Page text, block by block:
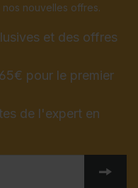
nouvelles offres.
et des offres
pour le premier
de l'expert en